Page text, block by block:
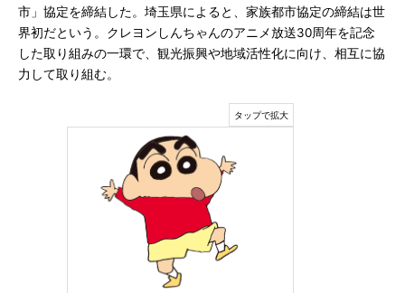
市」協定を締結した。埼玉県によると、家族都市協定の締結は世
界初だという。クレヨンしんちゃんのアニメ放送30周年を記念
した取り組みの一環で、観光振興や地域活性化に向け、相互に協
力して取り組む。